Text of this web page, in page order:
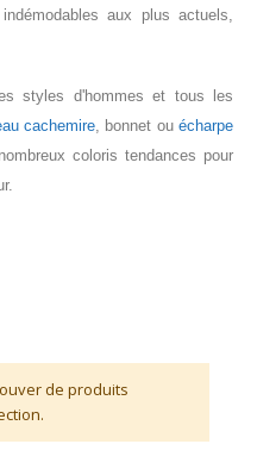
aux plus actuels,
styles d'hommes et tous les
cachemire, bonnet ouécharpe
coloris tendances pour
de produits